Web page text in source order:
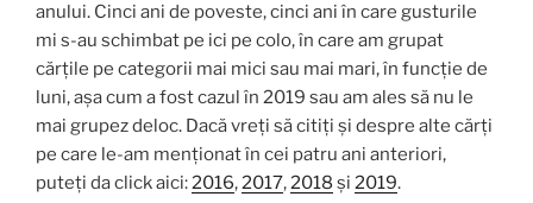
anului. Cinci ani de poveste, cinci ani în care gusturile
mi s-au schimbat pe ici pe colo, în care am grupat
cărțile pe categorii mai mici sau mai mari, în funcție de
luni, așa cum a fost cazul în 2019 sau am ales să nu le
mai grupez deloc. Dacă vreți să citiți și despre alte cărți
pe care le-am menționat în cei patru ani anteriori,
puteți da click aici:2016,2017,2018 și 2019.